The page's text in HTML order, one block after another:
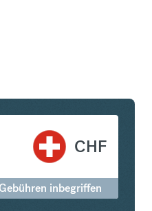
CHF
inbegriffen